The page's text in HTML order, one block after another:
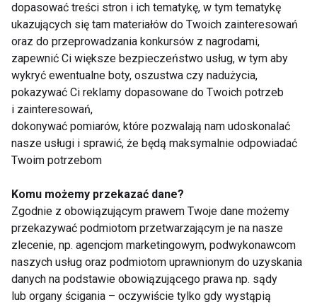
Źródło młodości w
Twoim ciele
Źródło młodości w
Twoim ciele
Eliksir młodości Eliksir młodości
Pokaż więcej
dopasować treści stron i ich tematykę, w tym tematykę
ukazujących się tam materiałów do Twoich zainteresowań
oraz do przeprowadzania konkursów z nagrodami,
zapewnić Ci większe bezpieczeństwo usług, w tym aby
wykryć ewentualne boty, oszustwa czy nadużycia,
pokazywać Ci reklamy dopasowane do Twoich potrzeb
i zainteresowań,
dokonywać pomiarów, które pozwalają nam udoskonalać
nasze usługi i sprawić, że będą maksymalnie odpowiadać
Twoim potrzebom
Komu możemy przekazać dane?
Zgodnie z obowiązującym prawem Twoje dane możemy
przekazywać podmiotom przetwarzającym je na nasze
zlecenie, np. agencjom marketingowym, podwykonawcom
naszych usług oraz podmiotom uprawnionym do uzyskania
danych na podstawie obowiązującego prawa np. sądy
lub organy ścigania – oczywiście tylko gdy wystąpią